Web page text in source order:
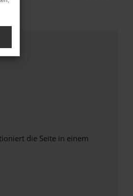
die Seite in einem